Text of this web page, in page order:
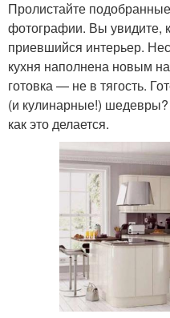
Пролистайте
фотографии. Вы увидите,
приевшийся интерьер.
кухня наполнена новым
готовка — не в тягость.
(и кулинарные!)
как это делается.